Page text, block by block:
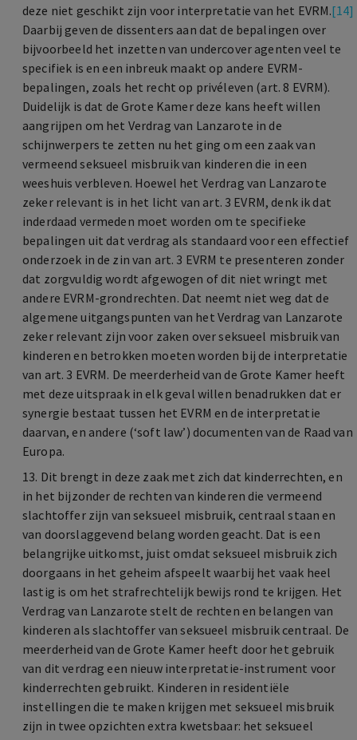
deze niet geschikt zijn voor interpretatie van het EVRM.[14]
Daarbij geven de dissenters aan dat de bepalingen over
bijvoorbeeld het inzetten van undercover agenten veel te
specifiek is en een inbreuk maakt op andere EVRM-
bepalingen, zoals het recht op privéleven (art. 8 EVRM).
Duidelijk is dat de Grote Kamer deze kans heeft willen
aangrijpen om het Verdrag van Lanzarote in de
schijnwerpers te zetten nu het ging om een zaak van
vermeend seksueel misbruik van kinderen die in een
weeshuis verbleven. Hoewel het Verdrag van Lanzarote
zeker relevant is in het licht van art. 3 EVRM, denk ik dat
inderdaad vermeden moet worden om te specifieke
bepalingen uit dat verdrag als standaard voor een effectief
onderzoek in de zin van art. 3 EVRM te presenteren zonder
dat zorgvuldig wordt afgewogen of dit niet wringt met
andere EVRM-grondrechten. Dat neemt niet weg dat de
algemene uitgangspunten van het Verdrag van Lanzarote
zeker relevant zijn voor zaken over seksueel misbruik van
kinderen en betrokken moeten worden bij de interpretatie
van art. 3 EVRM. De meerderheid van de Grote Kamer heeft
met deze uitspraak in elk geval willen benadrukken dat er
synergie bestaat tussen het EVRM en de interpretatie
daarvan, en andere (‘soft law’) documenten van de Raad van
Europa.
13. Dit brengt in deze zaak met zich dat kinderrechten, en
in het bijzonder de rechten van kinderen die vermeend
slachtoffer zijn van seksueel misbruik, centraal staan en
van doorslaggevend belang worden geacht. Dat is een
belangrijke uitkomst, juist omdat seksueel misbruik zich
doorgaans in het geheim afspeelt waarbij het vaak heel
lastig is om het strafrechtelijk bewijs rond te krijgen. Het
Verdrag van Lanzarote stelt de rechten en belangen van
kinderen als slachtoffer van seksueel misbruik centraal. De
meerderheid van de Grote Kamer heeft door het gebruik
van dit verdrag een nieuw interpretatie-instrument voor
kinderrechten gebruikt. Kinderen in residentiële
instellingen die te maken krijgen met seksueel misbruik
zijn in twee opzichten extra kwetsbaar: het seksueel